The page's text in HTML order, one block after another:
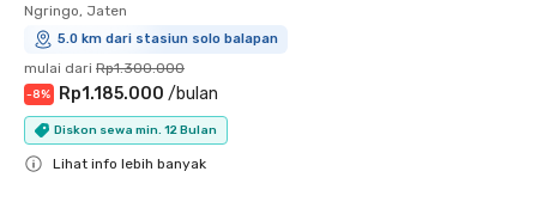
Ngringo, Jaten
5.0 km dari stasiun solo balapan
mulai dari Rp1.300.000
-8% Rp1.185.000 /bulan
Diskon sewa min. 12 Bulan
Lihat info lebih banyak